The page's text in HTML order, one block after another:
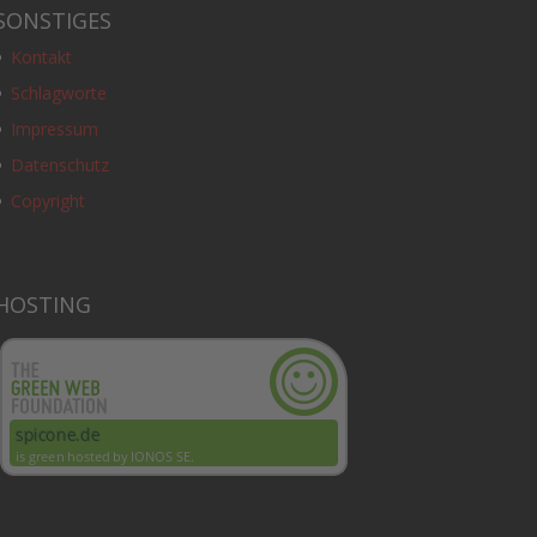
Kontakt
Schlagworte
Impressum
Datenschutz
Copyright